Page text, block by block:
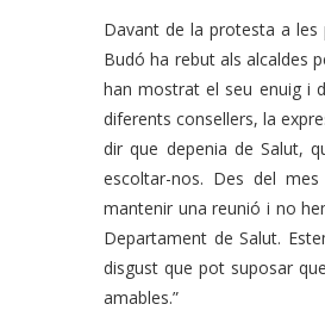
Davant de la protesta a les
Budó ha rebut als alcaldes
han mostrat el seu enuig i
diferents consellers, la
dir que depenia de Salut,
escoltar-nos. Des del
mantenir una reunió i no
Departament de Salut.
disgust que pot suposar
amables.”